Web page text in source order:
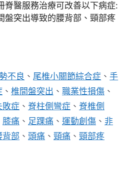
脊醫服務治療可改善以下病症:
盤突出導致的腰背部、頸部疼
不良 、 尾椎小關節綜合症 、手
、 椎間盤突出 、 職業性損傷 、
敗症 、 脊柱側彎症 、 脊椎側
膝痛 、 足踝痛 、 運動創傷 、 非
背部 、 頭痛 、 頸痛 、 頸部疼